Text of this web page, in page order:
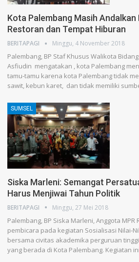
Kota Palembang Masih Andalkan
Restoran dan Tempat Hiburan
BERITAPAGI Minggu, 4 November 2018
Palembang, BP Staf Khusus Walikota
Asfiudin mengatakan , kota Palembang
tamu-tamu karena kota Palembang tidak
sawit, kebun karet, dan tidak memiliki
SUMSEL
Siska Marleni: Semangat
Harus Menjiwai Tahun Politik
BERITAPAGI Minggu, 27 Mei 2018
Palembang, BP Siska Marleni, Anggota MPR
pembicara pada kegiatan Sosialisasi Nilai-
bersama civitas akademika perguruan
yang berada di Kota Palembang. Kegiatan